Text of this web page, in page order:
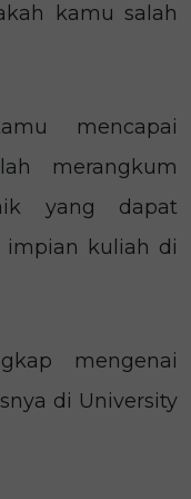
kamu salah
mencapai
merangkum
yang dapat
kuliah di
mengenai
di University